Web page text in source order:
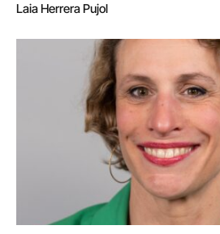
Laia Herrera Pujol